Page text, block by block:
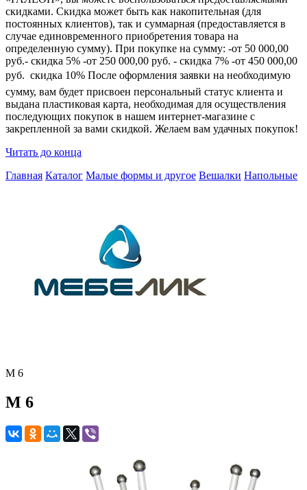
скидками. Скидка может быть как накопительная (для
постоянных клиентов), так и суммарная (предоставляется в
случае единовременного приобретения товара на
определенную сумму). При покупке на сумму: -от 50 000,00
руб.- скидка 5% -от 250 000,00 руб. - скидка 7% -от 450 000,00
руб.  скидка 10% После оформления заявки на необходимую
сумму, вам будет присвоен персональный статус клиента и
выдана пластиковая карта, необходимая для осуществления
последующих покупок в нашем интернет-магазине с
закрепленной за вами скидкой. Желаем вам удачных покупок!
Читать до конца
Главная Каталог Малые формы и другое Вешалки Напольные
М 6
М 6